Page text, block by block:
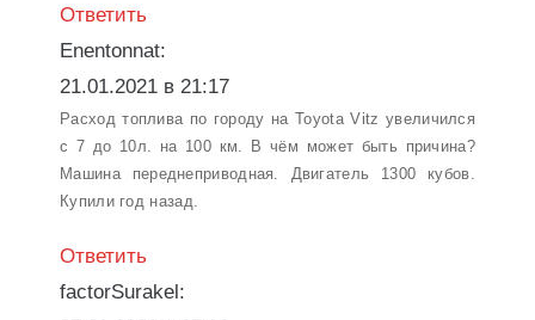
Ответить
Enentonnat:
21.01.2021 в 21:17
Расход топлива по городу на Toyota Vitz увеличился
с 7 до 10л. на 100 км. В чём может быть причина?
Машина переднеприводная. Двигатель 1300 кубов.
Купили год назад.
Ответить
factorSurakel: